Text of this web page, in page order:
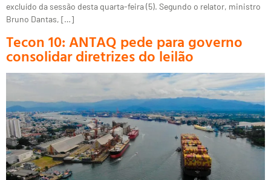
excluído da sessão desta quarta-feira (5). Segundo o relator, ministro
Bruno Dantas, […]
Tecon 10: ANTAQ pede para governo
consolidar diretrizes do leilão